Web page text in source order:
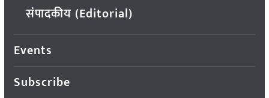
संपादकीय (Editorial)
Events
Subscribe